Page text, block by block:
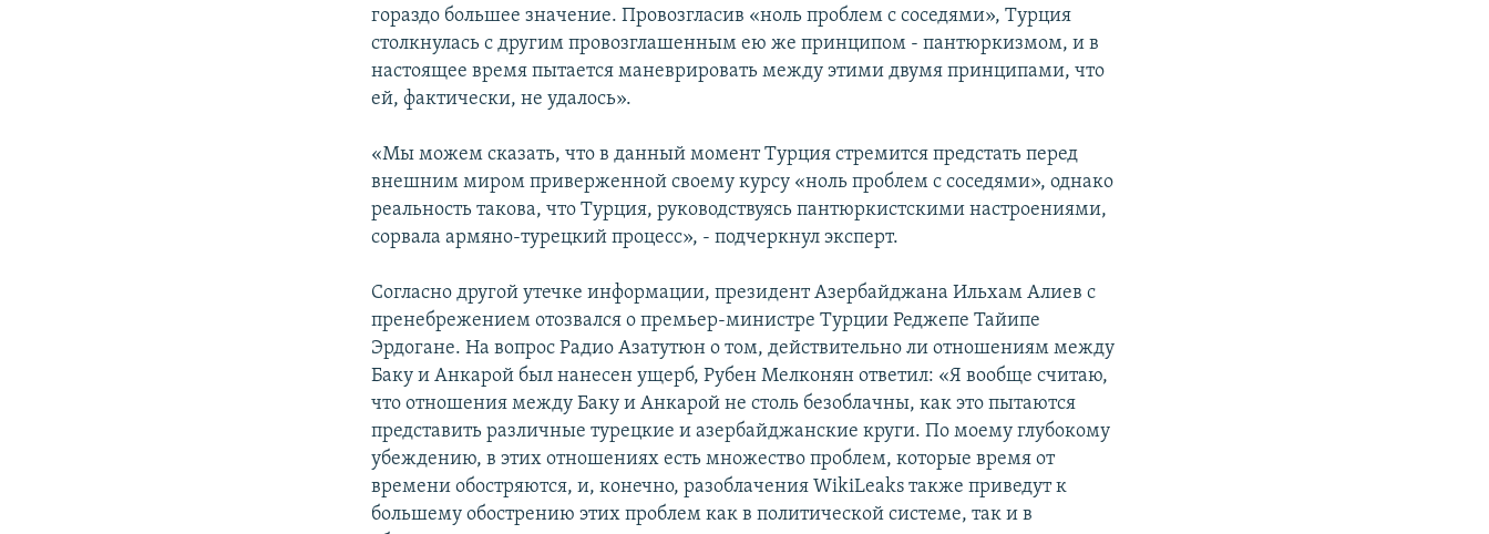
гораздо большее значение. Провозгласив «ноль проблем с соседями», Турция
столкнулась с другим провозглашенным ею же принципом - пантюркизмом, и в
настоящее время пытается маневрировать между этими двумя принципами, что
ей, фактически, не удалось».
«Мы можем сказать, что в данный момент Турция стремится предстать перед
внешним миром приверженной своему курсу «ноль проблем с соседями», однако
реальность такова, что Турция, руководствуясь пантюркистскими настроениями,
сорвала армяно-турецкий процесс», - подчеркнул эксперт.
Согласно другой утечке информации, президент Азербайджана Ильхам Алиев с
пренебрежением отозвался о премьер-министре Турции Реджепе Тайипе
Эрдогане. На вопрос Радио Азатутюн о том, действительно ли отношениям между
Баку и Анкарой был нанесен ущерб, Рубен Мелконян ответил: «Я вообще считаю,
что отношения между Баку и Анкарой не столь безоблачны, как это пытаются
представить различные турецкие и азербайджанские круги. По моему глубокому
убеждению, в этих отношениях есть множество проблем, которые время от
времени обостряются, и, конечно, разоблачения WikiLeaks также приведут к
большему обострению этих проблем как в политической системе, так и в